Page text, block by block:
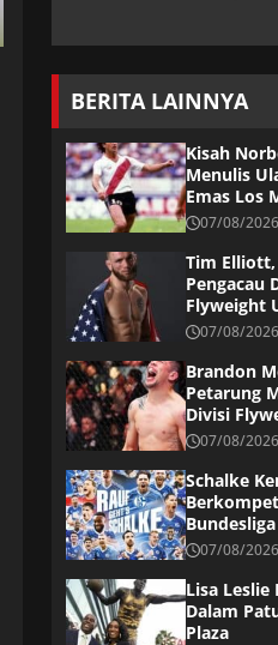
BERITA LAINNYA
Kisah
Menulis
Emas Los
07/08/2026
Tim Elliott,
Pengacau
Flyweight
07/08/2026
Brandon
Petarung
Divisi
07/08/2026
Schalke
Bundesliga
07/08/2026
Lisa Leslie
Dalam
Plaza